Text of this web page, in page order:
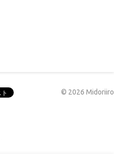
© 2026 Midoriiro